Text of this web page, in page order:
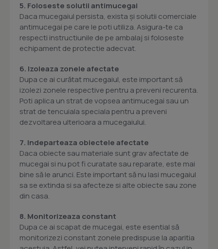
5. Foloseste solutii antimucegai
Daca mucegaiul persista, exista și solutii comerciale
antimucegai pe care le poti utiliza. Asigura-te ca
respecti instructiunile de pe ambalaj si foloseste
echipament de protectie adecvat.
6. Izoleaza zonele afectate
Dupa ce ai curătat mucegaiul, este important să
izolezi zonele respective pentru a preveni recurenta.
Poti aplica un strat de vopsea antimucegai sau un
strat de tencuiala speciala pentru a preveni
dezvoltarea ulterioara a mucegaiului.
7. Indeparteaza obiectele afectate
Daca obiecte sau materiale sunt grav afectate de
mucegai si nu pot fi curatate sau reparate, este mai
bine să le arunci. Este important să nu lasi mucegaiul
sa se extinda si sa afecteze si alte obiecte sau zone
din casa.
8. Monitorizeaza constant
Dupa ce ai scapat de mucegai, este esential să
monitorizezi constant zonele predispuse la aparitia